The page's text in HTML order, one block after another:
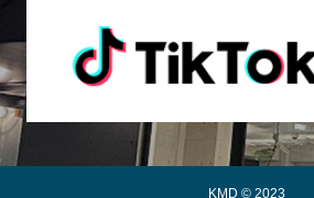
KMD © 2023